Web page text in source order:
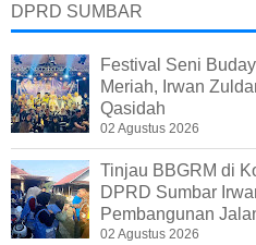
DPRD SUMBAR
Festival Seni
Meriah, Irwan
Qasidah
02 Agustus 2026
Tinjau BBGRM di
DPRD Sumbar
Pembangunan
02 Agustus 2026